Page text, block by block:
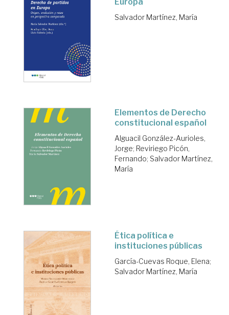
Salvador Martínez, María
Elementos de Derecho
constitucional español
Alguacil González-Aurioles,
Jorge; Reviriego Picón,
Fernando; Salvador Martínez,
María
Ética política e
instituciones públicas
García-Cuevas Roque, Elena;
Salvador Martínez, María